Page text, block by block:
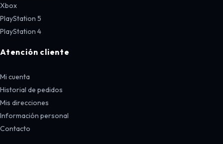
Xbox
PlayStation 5
PlayStation 4
Atención cliente
Mi cuenta
Historial de pedidos
Mis direcciones
Información personal
Contacto